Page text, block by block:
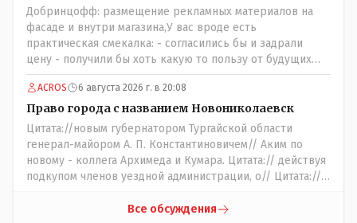
Добринцофф: размещение рекламных материалов на
фасаде и внутри магазина,У вас вроде есть
практическая смекалка: - согласились бы и задрали
цену - получили бы хоть какую то пользу от будущих
депутатов, как говориться- с паршивой овцы хоть
шерсти клок, тем более эта тётенька платила бы не со
своего кармана, а с халявных, партийных денег.- думаю
сильно не торговалась бы.
ACROS 6 августа 2026 г. в 20:08
Право города с названием Новониколаевск
Цитата://новым губернатором Тургайской области
генерал-майором А. П. Константиновичем// Аким по
новому - коллега Архимеда и Кумара. Цитата:// действуя
подкупом членов уездной администрации, о// Цитата://
Интересно: - тогда был антикорруционный комитет ???
Все обсуждения